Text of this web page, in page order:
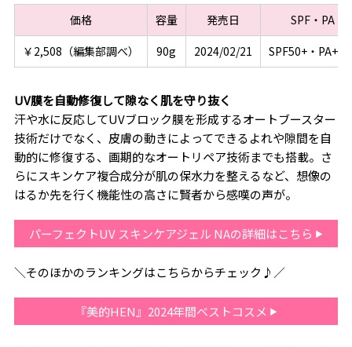
価格 容量 発売日
SPF・PA
￥2,508（編集部調べ）
90g 2024/02/21 SPF50+・
UV膜を自動修復して隙なく肌を守り抜く
汗や水に反応してUVブロック膜を形成するオートブースター
技術だけでなく、皮膚の動きによってできるよれや隙間を自
動的に修復する、画期的なオートリペア技術までも搭載。さ
らにスキンケア複合成分が肌の保水力を整えるなど、想像の
はるか先を行く機能性の高さに賢者から感嘆の声が。
パーフェクトUV スキンケアジェル NAの詳細はこちら
＼そのほかのランキングはこちらからチェック♪／
『美的HEN』2024年間ベストコスメ